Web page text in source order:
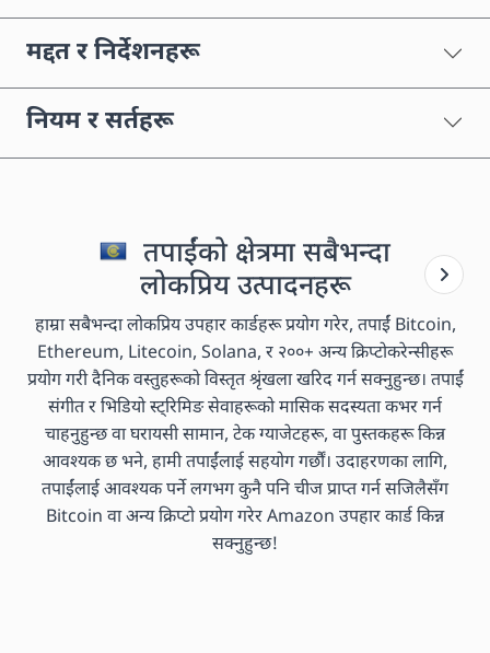
मद्दत र निर्देशनहरू
नियम र सर्तहरू
तपाईंको क्षेत्रमा सबैभन्दा
लोकप्रिय उत्पादनहरू
हाम्रा सबैभन्दा लोकप्रिय उपहार कार्डहरू प्रयोग गरेर, तपाईं Bitcoin,
Ethereum, Litecoin, Solana, र २००+ अन्य क्रिप्टोकरेन्सीहरू
प्रयोग गरी दैनिक वस्तुहरूको विस्तृत श्रृंखला खरिद गर्न सक्नुहुन्छ। तपाईं
संगीत र भिडियो स्ट्रिमिङ सेवाहरूको मासिक सदस्यता कभर गर्न
चाहनुहुन्छ वा घरायसी सामान, टेक ग्याजेटहरू, वा पुस्तकहरू किन्न
आवश्यक छ भने, हामी तपाईंलाई सहयोग गर्छौं। उदाहरणका लागि,
तपाईंलाई आवश्यक पर्ने लगभग कुनै पनि चीज प्राप्त गर्न सजिलैसँग
Bitcoin वा अन्य क्रिप्टो प्रयोग गरेर Amazon उपहार कार्ड किन्न
सक्नुहुन्छ!